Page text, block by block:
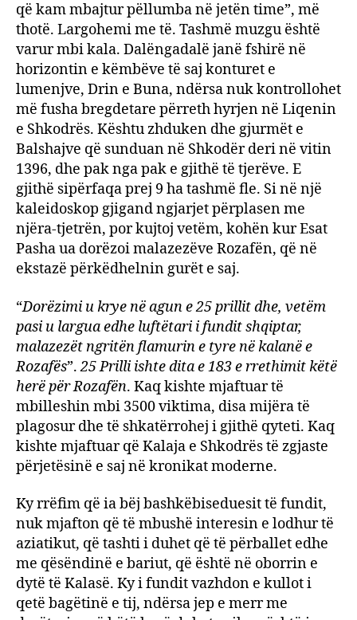
që kam mbajtur pëllumba në jetën time”, më
thotë. Largohemi me të. Tashmë muzgu është
varur mbi kala. Dalëngadalë janë fshirë në
horizontin e këmbëve të saj konturet e
lumenjve, Drin e Buna, ndërsa nuk kontrollohet
më fusha bregdetare përreth hyrjen në Liqenin
e Shkodrës. Kështu zhduken dhe gjurmët e
Balshajve që sunduan në Shkodër deri në vitin
1396, dhe pak nga pak e gjithë të tjerëve. E
gjithë sipërfaqa prej 9 ha tashmë fle. Si në një
kaleidoskop gjigand ngjarjet përplasen me
njëra-tjetrën, por kujtoj vetëm, kohën kur Esat
Pasha ua dorëzoi malazezëve Rozafën, që në
ekstazë përkëdhelnin gurët e saj.
“Dorëzimi u krye në agun e 25 prillit dhe, vetëm
pasi u largua edhe luftëtari i fundit shqiptar,
malazezët ngritën flamurin e tyre në kalanë e
Rozafës”.25 Prilli ishte dita e 183 e rrethimit këtë
herë për Rozafën. Kaq kishte mjaftuar të
mbilleshin mbi 3500 viktima, disa mijëra të
plagosur dhe të shkatërrohej i gjithë qyteti. Kaq
kishte mjaftuar që Kalaja e Shkodrës të zgjaste
përjetësinë e saj në kronikat moderne.
Ky rrëfim që ia bëj bashkëbiseduesit të fundit,
nuk mjafton që të mbushë interesin e lodhur të
aziatikut, që tashti i duhet që të përballet edhe
me qësëndinë e bariut, që është në oborrin e
dytë të Kalasë. Ky i fundit vazhdon e kullot i
qetë bagëtinë e tij, ndërsa jep e merr me